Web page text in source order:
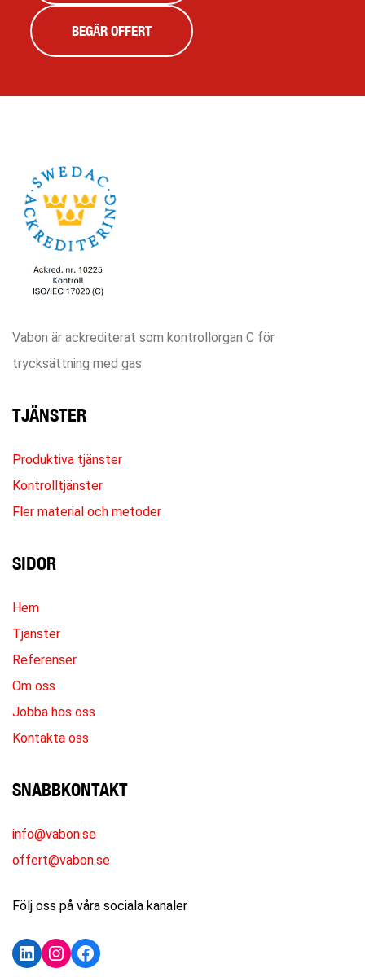
BEGÄR OFFERT
Vabon är ackrediterat som kontrollorgan C för
trycksättning med gas
TJÄNSTER
Produktiva tjänster
Kontrolltjänster
Fler material och metoder
SIDOR
Hem
Tjänster
Referenser
Om oss
Jobba hos oss
Kontakta oss
SNABBKONTAKT
info@vabon.se
offert@vabon.se
Följ oss på våra sociala kanaler
LinkedIn
Instagram
Facebook